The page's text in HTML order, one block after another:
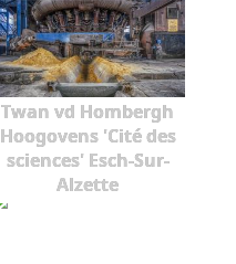
Twan vd Hombergh
Hoogovens 'Cité des
sciences' Esch-Sur-
Alzette